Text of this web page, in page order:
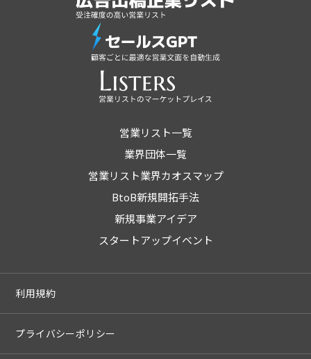
営業リスト一覧
業界団体一覧
営業リスト業界カオスマップ
BtoB新規開拓手法
新規事業アイデア
スタートアップイベント
利用規約
プライバシーポリシー